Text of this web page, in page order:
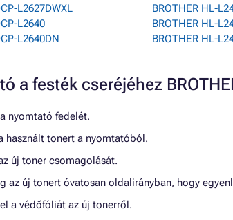
L2627DWXL
L2640
L2640DN
BROTHER HL-
BROTHER HL-
BROTHER HL-
a festék cseréjéhez
nyomtató fedelét.
használt tonert a nyomtatóból.
új toner csomagolását.
az új tonert óvatosan oldalirányban, hogy
a védőfóliát az új tonerről.